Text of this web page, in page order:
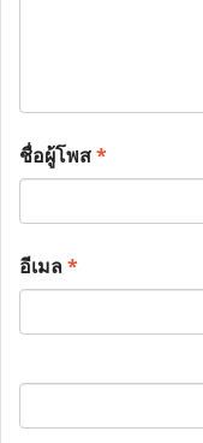
ชื่อผู้โพส*
อีเมล*